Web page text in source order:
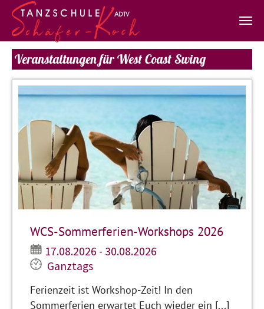
Zum Hauptinhalt springen
Veranstaltungen für West Coast Swing
WCS-Sommerferien-Workshops 2026
17.08.2026 - 30.08.2026
Ganztags
Ferienzeit ist Workshop-Zeit! In den
Sommerferien erwartet Euch wieder ein [...]